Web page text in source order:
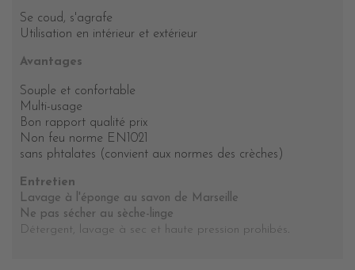
Se coud, s'agrafe
Utilisation en intérieur et extérieur
Avantages
Souple et confortable
Multi-usage
Bon rapport qualité prix
Non feu norme EN1021
sans phtalates (convient aux normes des crèches)
Entretien
Lavage à l'éponge au savon de Marseille
Ne pas sécher au sèche-linge
Détergent, lavage à sec et haute pression prohibés.